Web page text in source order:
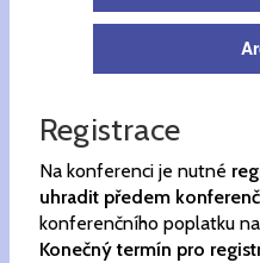
Registrace
Na konferenci je nutné
uhradit předem
konferenčního poplatku
Konečný termín pro